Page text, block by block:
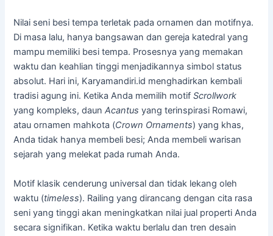
Nilai seni besi tempa terletak pada ornamen dan motifnya.
Di masa lalu, hanya bangsawan dan gereja katedral yang
mampu memiliki besi tempa. Prosesnya yang memakan
waktu dan keahlian tinggi menjadikannya simbol status
absolut. Hari ini, Karyamandiri.id menghadirkan kembali
tradisi agung ini. Ketika Anda memilih motifScrollwork
yang kompleks, daunAcantus yang terinspirasi Romawi,
atau ornamen mahkota (Crown Ornaments) yang khas,
Anda tidak hanya membeli besi; Anda membeli warisan
sejarah yang melekat pada rumah Anda.
Motif klasik cenderung universal dan tidak lekang oleh
waktu (timeless). Railing yang dirancang dengan cita rasa
seni yang tinggi akan meningkatkan nilai jual properti Anda
secara signifikan. Ketika waktu berlalu dan tren desain